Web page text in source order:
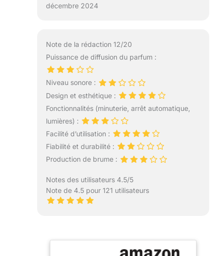
décembre 2024
Note de la rédaction 12/20
Puissance de diffusion du parfum :
Niveau sonore :
Design et esthétique :
Fonctionnalités (minuterie, arrêt automatique,
lumières) :
Facilité d’utilisation :
Fiabilité et durabilité :
Production de brume :
Notes des utilisateurs 4.5/5
Note de 4.5 pour 121 utilisateurs